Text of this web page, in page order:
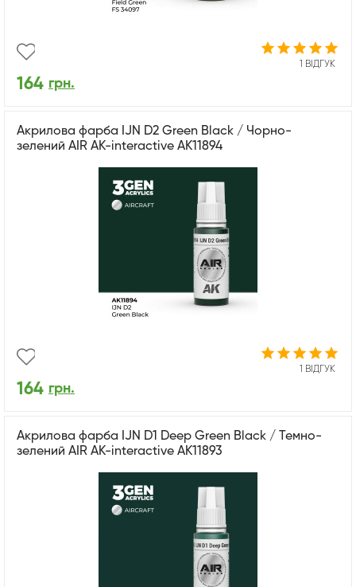
1 ВІДГУК
164 грн.
Акрилова фарба IJN D2 Green Black / Чорно-
зелений AIR АК-interactive AK11894
1 ВІДГУК
164 грн.
Акрилова фарба IJN D1 Deep Green Black / Темно-
зелений AIR АК-interactive AK11893